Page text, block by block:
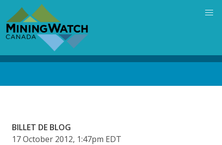
main
content
BILLET DE BLOG
17 October 2012, 1:47pm EDT